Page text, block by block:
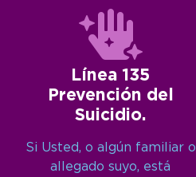
Línea 135
Prevención del
Suicidio.
Si Usted, o algún familiar o
allegado suyo, está